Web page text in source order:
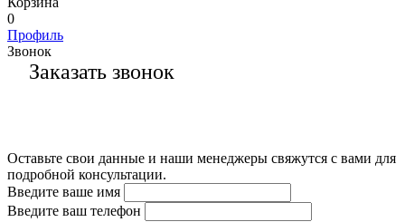
0
Профиль
Звонок
Заказать звонок
Оставьте свои данные и наши менеджеры свяжутся с вами для
подробной консультации.
Введите ваше имя
Введите ваш телефон